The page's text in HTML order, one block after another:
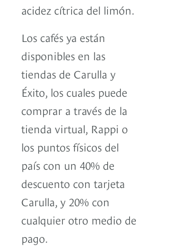
acidez cítrica del limón.
Los cafés ya están
disponibles en las
tiendas de Carulla y
Éxito, los cuales puede
comprar a través de la
tienda virtual, Rappi o
los puntos físicos del
país con un 40% de
descuento con tarjeta
Carulla, y 20% con
cualquier otro medio de
pago.